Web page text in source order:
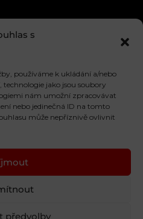
s
používáme k ukládání a/nebo
jako jsou soubory
nám umožní zpracovávat
nebo jedinečná ID na tomto
může nepříznivě ovlivnit
předvolby